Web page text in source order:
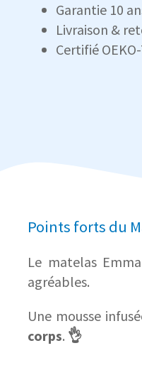
Garantie 10
Livraison &
Certifié
Points forts du
Le matelas
agréables.
Une mousse
corps. 👌